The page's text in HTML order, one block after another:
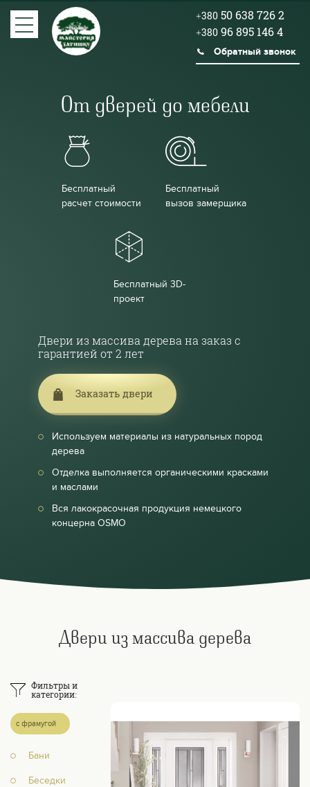
+380 50 638 726 2
+380 96 895 146 4
Обратный звонок
От дверей до мебели
Бесплатный
расчет стоимости
Бесплатный
вызов замерщика
Бесплатный 3D-
проект
Двери из массива дерева на заказ с
гарантией от 2 лет
Заказать двери
Используем материалы из натуральных пород
дерева
Отделка выполняется органическими красками
и маслами
Вся лакокрасочная продукция немецкого
концерна ОSМО
Двери из массива дерева
Фильтры и
категории:
с фрамугой
Бани
Беседки